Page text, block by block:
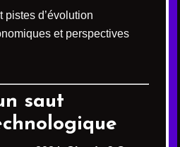
pistes d’évolution
et perspectives
saut